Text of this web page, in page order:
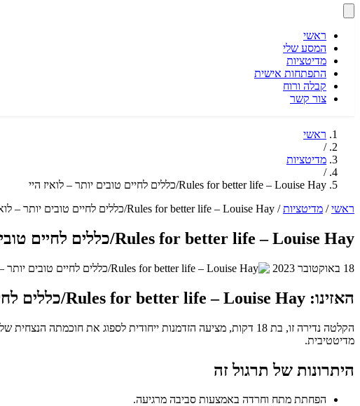
ראשי
המסע שלי
מדיטציות
התפתחות אישית
קבלה ורוח
צור קשר
ראשי
/
מדיטציות
/
Rules for better life – Louise Hay/כללים לחיים טובים יותר – לואיז היי
ראשי / מדיטציות / Rules for better life – Louise Hay/כללים לחיים טובים יותר – לואיז היי
Rules for better life – Louise Hay/כללים לחיים טובים יותר – לואיז היי
18 באוקטובר 2023
האזינו: Rules for better life – Louise Hay/כללים לחיים טובים יותר – לואיז היי
מדיטטיבית.
היתרונות של תרגול זה
הפחתת מתח וחרדה באמצעות סביבה מרגיעה.